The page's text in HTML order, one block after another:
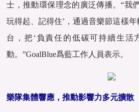
士，推動環保理念的廣泛傳播。“我
玩得起、記得住’，通過音樂節這樣
台，把‘負責任的低碳可持續生活
動。”GoalBlue爲藍工作人員表示。
樂隊集體響應，推動影響力多元擴散